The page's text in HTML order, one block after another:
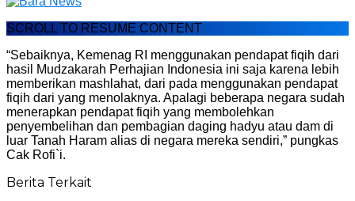
SCROLL TO RESUME CONTENT
“Sebaiknya, Kemenag RI menggunakan pendapat fiqih dari
hasil Mudzakarah Perhajian Indonesia ini saja karena lebih
memberikan mashlahat, dari pada menggunakan pendapat
fiqih dari yang menolaknya. Apalagi beberapa negara sudah
menerapkan pendapat fiqih yang membolehkan
penyembelihan dan pembagian daging hadyu atau dam di
luar Tanah Haram alias di negara mereka sendiri,” pungkas
Cak Rofi`i.
Berita Terkait